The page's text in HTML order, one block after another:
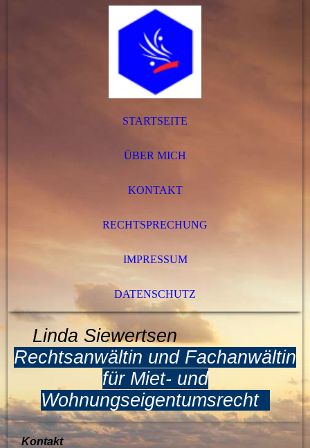
STARTSEITE
ÜBER MICH
KONTAKT
RECHTSPRECHUNG
IMPRESSUM
DATENSCHUTZ
Linda Siewertsen
Rechtsanwältin und Fachanwältin
für Miet- und
Wohnungseigentumsrecht
Kontakt